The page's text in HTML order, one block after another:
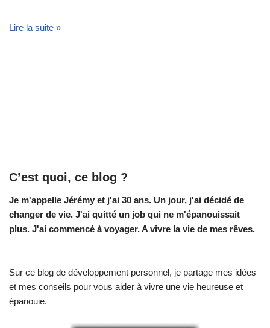
Lire la suite »
C’est quoi, ce blog ?
Je m'appelle Jérémy et j'ai 30 ans. Un jour, j'ai décidé de
changer de vie. J'ai quitté un job qui ne m'épanouissait
plus. J'ai commencé à voyager. A vivre la vie de mes rêves.
Sur ce blog de développement personnel, je partage mes idées
et mes conseils pour vous aider à vivre une vie heureuse et
épanouie.